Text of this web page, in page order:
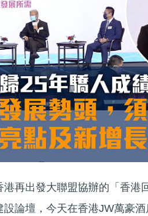
再出發大聯盟協辦的「香港
論壇，今天在香港JW萬豪